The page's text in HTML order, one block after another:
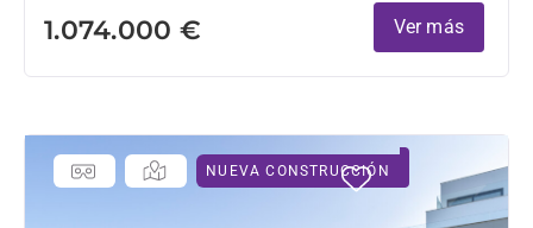
1.074.000 € Ver más
NUEVA CONSTRUCCIÓN